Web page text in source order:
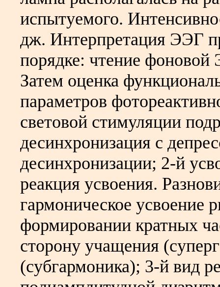
испытуемого.
дж. Интерпретация ЭЭГ
порядке: чтение
Затем оценка
параметров
световой стимуляции
десинхронизация с
десинхронизации; 2-й
реакция усвоения.
гармоническое
формировании кратных
сторону учащения
(субгармоника); 3-й вид